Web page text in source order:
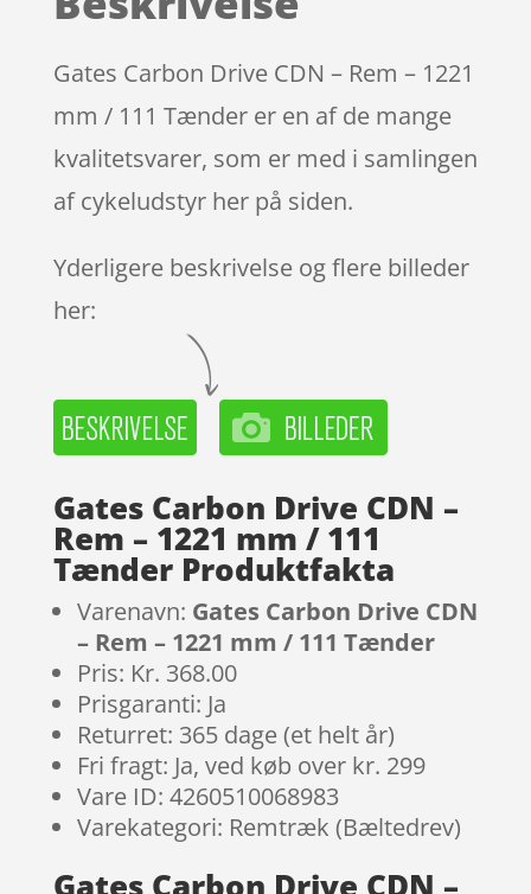
mmelser
Gates Carbon Drive CDN – Rem – 1221
mm / 111 Tænder er en af de mange
kvalitetsvarer, som er med i samlingen
af cykeludstyr her på siden.
Yderligere beskrivelse og flere billeder
her:
Gates Carbon Drive CDN –
Rem – 1221 mm / 111
Tænder Produktfakta
Varenavn: Gates Carbon Drive CDN
– Rem – 1221 mm / 111 Tænder
Pris: Kr. 368.00
Prisgaranti: Ja
Returret: 365 dage (et helt år)
Fri fragt: Ja, ved køb over kr. 299
Vare ID: 4260510068983
Varekategori: Remtræk (Bæltedrev)
Gates Carbon Drive CDN –